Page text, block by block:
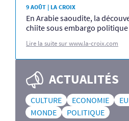
9 AOÛT | LA CROIX
En Arabie saoudite, la
chiite sous embargo politique
Lire la suite sur www.la-croix.com
ACTUALITÉS
CULTURE ECONOMIE
MONDE
POLITIQUE